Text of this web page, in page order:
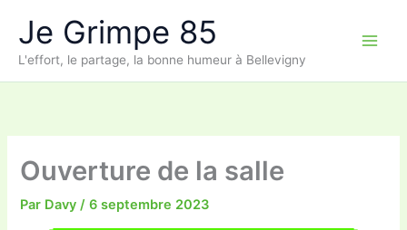
contenu
Je Grimpe 85
L'effort, le partage, la bonne humeur à Bellevigny
Ouverture de la salle
Par Davy/6 septembre 2023